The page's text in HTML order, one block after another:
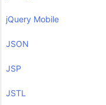
jQuery Mobile
JSON
JSP
JSTL